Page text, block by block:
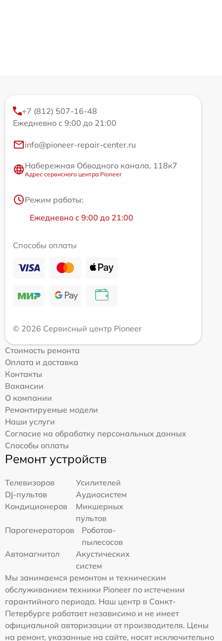
+7 (812) 507-16-48
Ежедневно с 9:00 до 21:00
info@pioneer-repair-center.ru
Набережная Обводного канала, 118к7
Адрес сервисного центра Pioneer
Режим работы:
Ежедневно с 9:00 до 21:00
Способы оплаты
© 2026 Сервисный центр Pioneer
Стоимость ремонта
Оплата и доставка
Контакты
Вакансии
О компании
Ремонтируемые модели
Наши услуги
Согласие на обработку персональных данных
Способы оплаты
Ремонт устройств
Телевизоров
Усилителей
DJ-пультов
Аудиосистем
Кондиционеров
Микшерных
пультов
Парогенераторов
Роботов-
пылесосов
Автомагнитол
Акустических
систем
Мы занимаемся ремонтом и техническим
обслуживанием техники Pioneer по истечении
гарантийного периода. Наш центр в Санкт-
Петербурге работает независимо и не имеет
официальной авторизации от производителя. Цены
на ремонт, указанные на сайте, носят исключительно